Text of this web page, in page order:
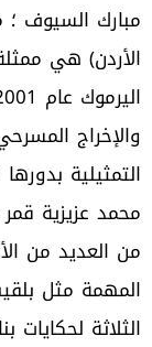
الأردن) هي
التمثيلية
محمد عزيزية
من العديد من
المهمة مثل